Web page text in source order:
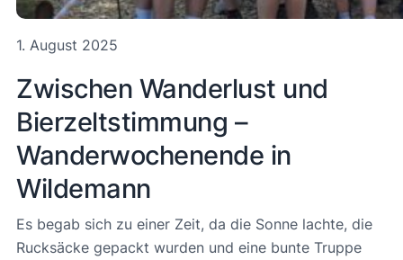
1. August 2025
Zwischen Wanderlust und
Bierzeltstimmung –
Wanderwochenende in
Wildemann
Es begab sich zu einer Zeit, da die Sonne lachte, die
Rucksäcke gepackt wurden und eine bunte Truppe